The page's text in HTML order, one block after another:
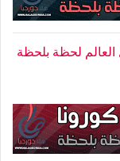
العالم لحظة بلحظة